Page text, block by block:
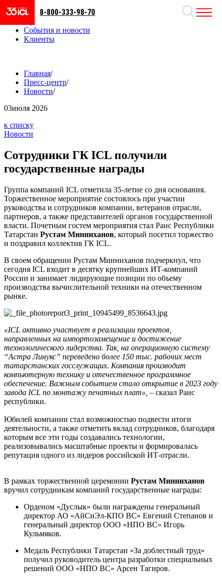
Направления
События и новости
Клиенты
8-800-333-98-70
Главная/
Пресс-центр/
Новости/
03июля 2026
к списку
Новости
Сотрудники ГК ICL получили
государственные награды
Группа компаний ICL отметила 35-летие со дня основания.
Торжественное мероприятие состоялось при участии
руководства и сотрудников компании, ветеранов отрасли,
партнеров, а также представителей органов государственной
власти. Почетным гостем мероприятия стал Раис Республики
Татарстан Рустам Минниханов, который посетил торжество
и поздравил коллектив ГК ICL.
В своем обращении Рустам Минниханов подчеркнул, что
сегодня ICL входит в десятку крупнейших ИТ-компаний
России и занимает лидирующие позиции по объему
производства вычислительной техники на отечественном
рынке.
«ICL активно участвует в реализации проектов,
направленных на импортозамещение и достижение
технологического лидерства. Так, на операционную систему
“Астра Линукс” переведено более 150 тыс. рабочих мест
татарстанских госслужащих. Компания производит
компьютерную технику и отечественное программное
обеспечение. Важным событием стало открытие в 2023 году
завода ICL по монтажу печатных плат», – сказал Раис
республики.
Юбилей компании стал возможностью подвести итоги
деятельности, а также отметить вклад сотрудников, благодаря
которым все эти годы создавались технологии,
реализовывались масштабные проекты и формировалась
репутация одного из лидеров российской ИТ-отрасли.
В рамках торжественной церемонии Рустам Минниханов
вручил сотрудникам компаний государственные награды:
Орденом «Дуслык» были награждены генеральный
директор АО «АйСиЭл-КПО ВС» Евгений Степанов и
генеральный директор ООО «НПО ВС» Игорь
Кульмяков.
Медаль Республики Татарстан «За доблестный труд»
получил руководитель центра разработки специальных
решений ООО «НПО ВС» Арсен Тагиров.